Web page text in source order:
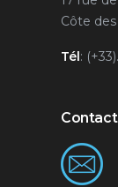
Côte
Tél: